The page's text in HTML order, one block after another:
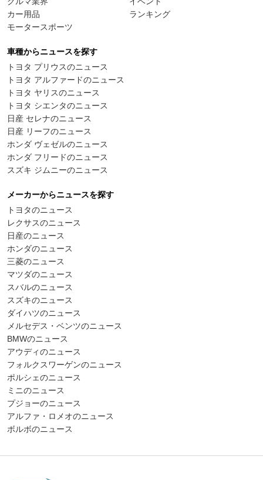
カー用品
モータースポーツ
ランキング
車種からニュースを探す
トヨタ プリウスのニュース
トヨタ アルファードのニュース
トヨタ ヤリスのニュース
トヨタ シエンタのニュース
日産 セレナのニュース
日産 リーフのニュース
ホンダ ヴェゼルのニュース
ホンダ フリードのニュース
スズキ ジムニーのニュース
メーカーからニュースを探す
トヨタのニュース
レクサスのニュース
日産のニュース
ホンダのニュース
三菱のニュース
マツダのニュース
スバルのニュース
スズキのニュース
ダイハツのニュース
メルセデス・ベンツのニュース
BMWのニュース
アウディのニュース
フォルクスワーゲンのニュース
ポルシェのニュース
ミニのニュース
プジョーのニュース
アルファ・ロメオのニュース
ボルボのニュース